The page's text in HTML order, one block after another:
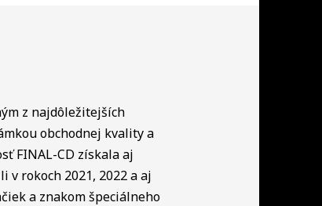
z najdôležitejších
obchodnej kvality a
FINAL-CD získala aj
rokoch 2021, 2022 a aj
a znakom špeciálneho